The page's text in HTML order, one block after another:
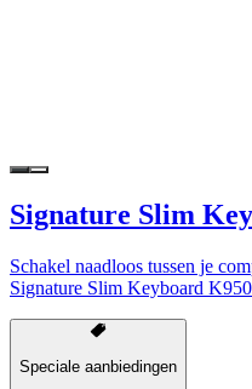
Signature Slim
Schakel naadloos tussen je
Signature Slim Keyboard
Speciale aanbiedingen